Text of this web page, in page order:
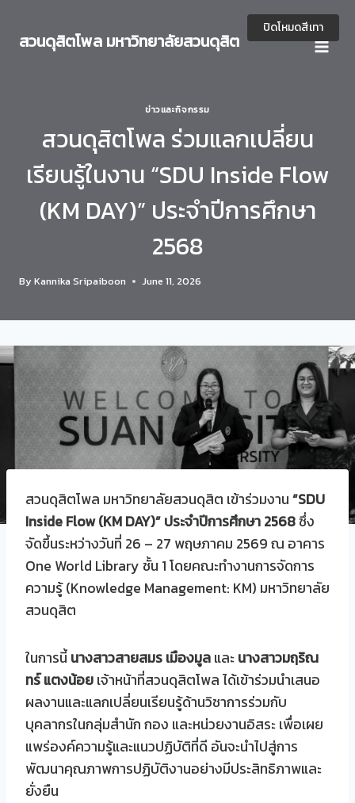
content
สวนดุสิตโพล มหาวิทยาลัยสวนดุสิต
ข่าวและกิจกรรม
สวนดุสิตโพล ร่วมแลกเปลี่ยน
เรียนรู้ในงาน “SDU Inside Flow
(KM DAY)” ประจำปีการศึกษา
2568
By Kannika Sripaiboon June 11, 2026
สวนดุสิตโพล มหาวิทยาลัยสวนดุสิต เข้าร่วมงาน“SDU
Inside Flow (KM DAY)” ประจำปีการศึกษา 2568ซึ่ง
จัดขึ้นระหว่างวันที่ 26 – 27 พฤษภาคม 2569 ณ อาคาร
One World Library ชั้น 1 โดยคณะทำงานการจัดการ
ความรู้ (Knowledge Management: KM) มหาวิทยาลัย
สวนดุสิต
ในการนี้ นางสาวสายสมร เมืองมูลและนางสาวมฤริณ
ทร์ แตงน้อยเจ้าหน้าที่สวนดุสิตโพล ได้เข้าร่วมนำเสนอ
ผลงานและแลกเปลี่ยนเรียนรู้ด้านวิชาการร่วมกับ
บุคลากรในกลุ่มสำนัก กอง และหน่วยงานอิสระ เพื่อเผย
แพร่องค์ความรู้และแนวปฏิบัติที่ดี อันจะนำไปสู่การ
พัฒนาคุณภาพการปฏิบัติงานอย่างมีประสิทธิภาพและ
ยั่งยืน
ปิดโหมดสีเทา